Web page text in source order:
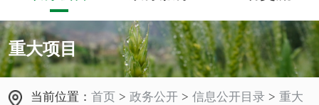
重大项目
当前位置：首页 > 政务公开 > 信息公开目录 > 重大